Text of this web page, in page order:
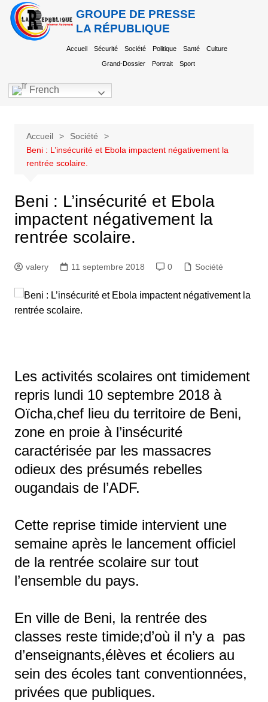
GROUPE DE PRESSE
LA RÉPUBLIQUE
Accueil Sécurité Société Politique Santé Culture
Grand-Dossier Portrait Sport
French
Accueil
Société
Beni : L’insécurité et Ebola impactent négativement la
rentrée scolaire.
Beni : L’insécurité et Ebola
impactent négativement la
rentrée scolaire.
valery 11 septembre 2018 0 Société
Les activités scolaires ont timidement
repris lundi 10 septembre 2018 à
Oïcha,chef lieu du territoire de Beni,
zone en proie à l’insécurité
caractérisée par les massacres
odieux des présumés rebelles
ougandais de l’ADF.
Cette reprise timide intervient une
semaine après le lancement officiel
de la rentrée scolaire sur tout
l’ensemble du pays.
En ville de Beni, la rentrée des
classes reste timide;d’où il n’y a pas
d’enseignants,élèves et écoliers au
sein des écoles tant conventionnées,
privées que publiques.